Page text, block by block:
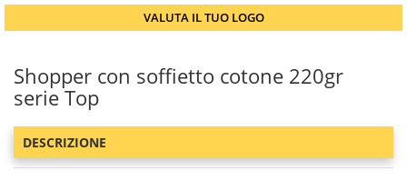
VALUTA IL TUO LOGO
Shopper con soffietto cotone 220gr
serie Top
DESCRIZIONE